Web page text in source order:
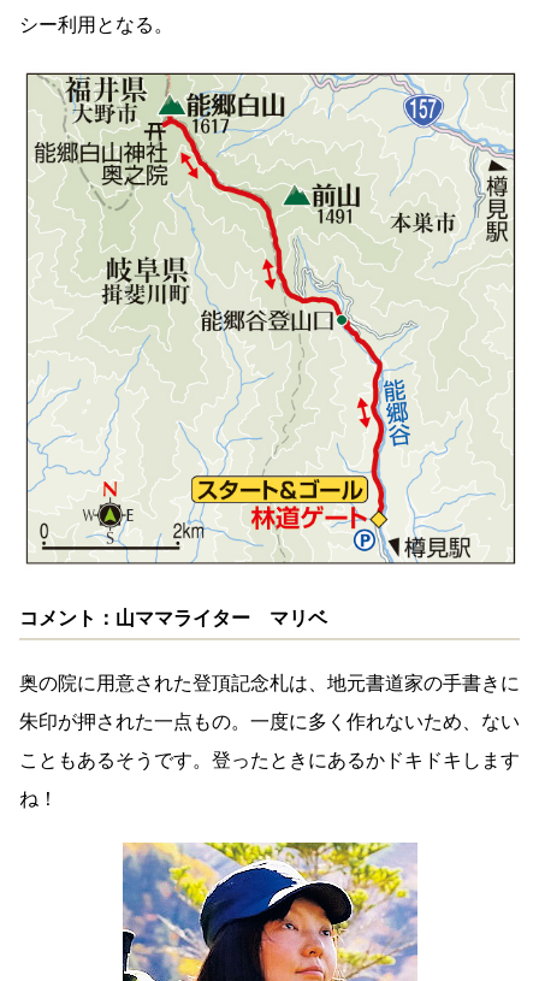
シー利用となる。
コメント：山ママライター マリベ
奥の院に用意された登頂記念札は、地元書道家の手書きに
朱印が押された一点もの。一度に多く作れないため、ない
こともあるそうです。登ったときにあるかドキドキします
ね！